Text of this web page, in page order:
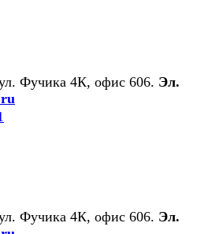
Фучика 4К, офис 606. Эл.
Фучика 4К, офис 606. Эл.